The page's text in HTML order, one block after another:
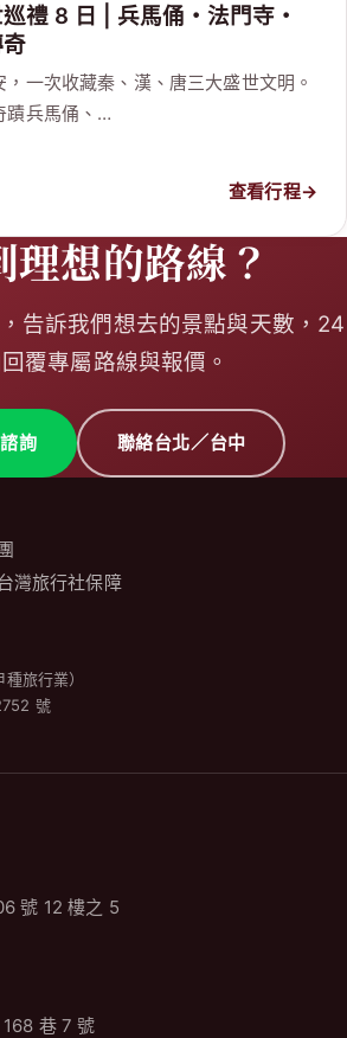
禮 8 日 | 兵馬俑・法門寺・
一次收藏秦、漢、唐三大盛世文明。
蹟兵馬俑、…
查看行程→
理想的路線？
告訴我們想去的景點與天數，24
覆專屬路線與報價。
詢 聯絡台北／台中
灣旅行社保障
旅行業）
號
號 12 樓之 5
巷 7 號